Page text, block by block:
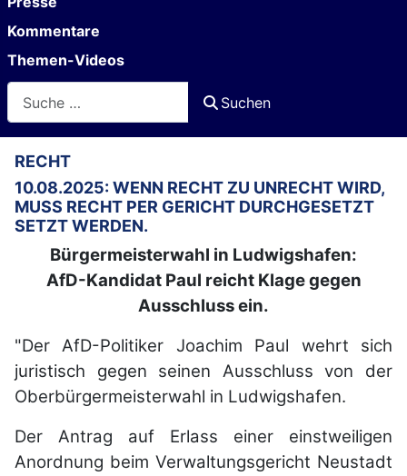
Kommentare
Themen-Videos
Suchen
RECHT
10.08.2025: WENN RECHT ZU UNRECHT WIRD,
MUSS RECHT PER GERICHT DURCHGESETZT
SETZT WERDEN.
Bürgermeisterwahl in Ludwigshafen:
AfD-Kandidat Paul reicht Klage gegen
Ausschluss ein.
"Der AfD-Politiker Joachim Paul wehrt sich
juristisch gegen seinen Ausschluss von der
Oberbürgermeisterwahl in Ludwigshafen.
Der Antrag auf Erlass einer einstweiligen
Anordnung beim Verwaltungsgericht Neustadt